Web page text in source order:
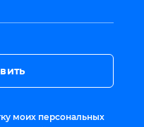
моих персональных